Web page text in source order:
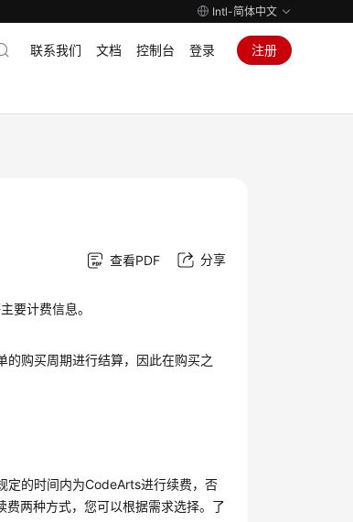
Intl-简体中文
联系我们 文档 控制台 登录 注册
查看PDF 分享
要计费信息。
购买周期进行结算，因此在购买之
定的时间内为CodeArts进行续费，否
两种方式，您可以根据需求选择。了